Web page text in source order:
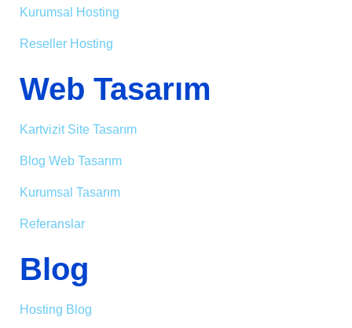
Kurumsal Hosting
Reseller Hosting
Web Tasarım
Kartvizit Site Tasarım
Blog Web Tasarım
Kurumsal Tasarım
Referanslar
Blog
Hosting Blog